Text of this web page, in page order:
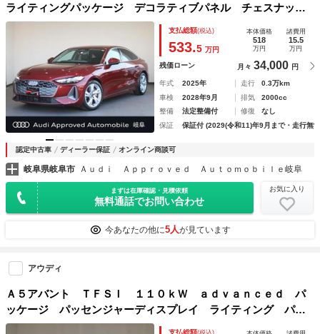
ライティングパッケージ デコラティブパネル チェスナッ
ト ナチュラルグレーロールアップサンシェード リヤサイド
支払総額(税込)
533.5 万円
本体価格
518
万円
諸費用
15.5
万円
残価ローン 月々 34,000 円
年式 2025年 走行
0.3万km
車検
2028年9月 排気
2000cc
整備
法定整備付 修復
なし
保証
保証付 (2029(令和11)年9月まで・走行無
認定中古車 ディーラー保証 オンライン商談可
岐阜県岐阜市 Ａｕｄｉ Ａｐｐｒｏｖｅｄ Ａｕｔｏｍｏｂｉｌｅ岐阜
まずは在庫確認・見積依頼
無料通話でお問い合わせ
お気に入り
今あなたの他に5人が見ています
アウディ
Ａ５アバント ＴＦＳＩ １１０ｋＷ ａｄｖａｎｃｅｄ パ
ッケージ パッセンジャーディスプレイ ライティング パッ
ケージ ロールアップサンシェード リヤサイド
支払総額